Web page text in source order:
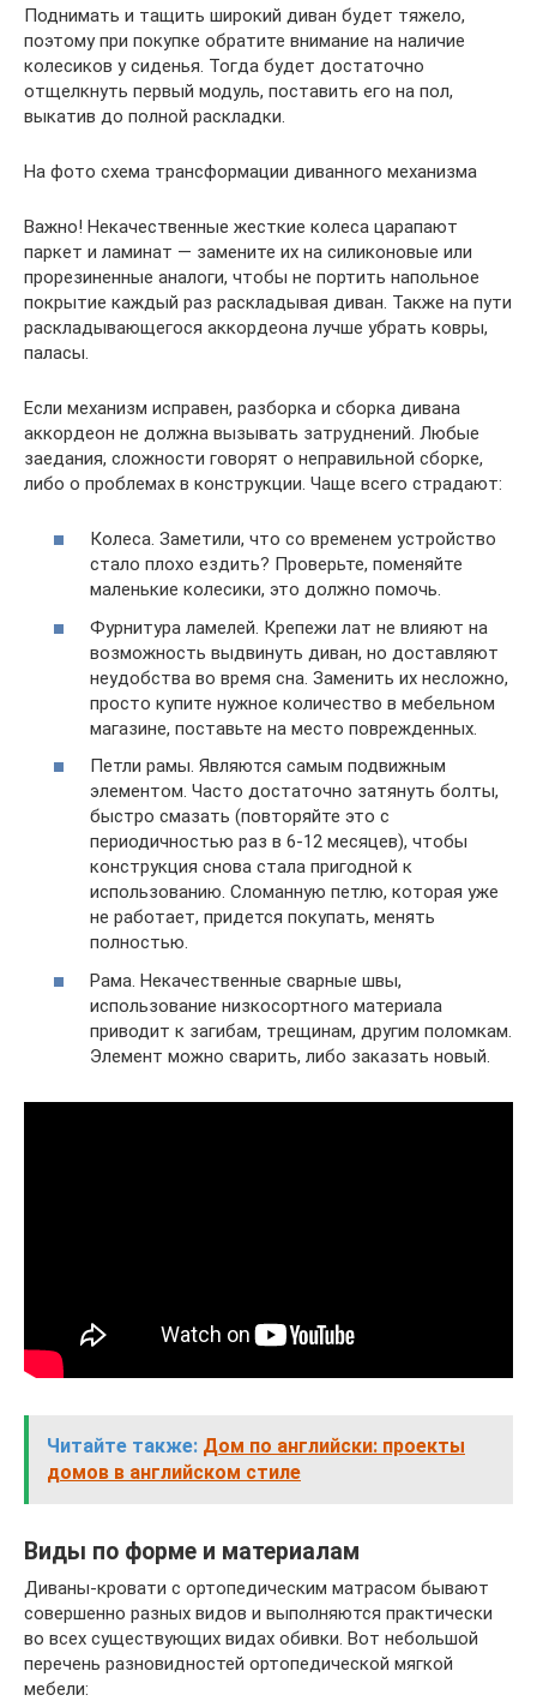
Поднимать и тащить широкий диван будет тяжело,
поэтому при покупке обратите внимание на наличие
колесиков у сиденья. Тогда будет достаточно
отщелкнуть первый модуль, поставить его на пол,
выкатив до полной раскладки.
На фото схема трансформации диванного механизма
Важно! Некачественные жесткие колеса царапают
паркет и ламинат — замените их на силиконовые или
прорезиненные аналоги, чтобы не портить напольное
покрытие каждый раз раскладывая диван. Также на пути
раскладывающегося аккордеона лучше убрать ковры,
паласы.
Если механизм исправен, разборка и сборка дивана
аккордеон не должна вызывать затруднений. Любые
заедания, сложности говорят о неправильной сборке,
либо о проблемах в конструкции. Чаще всего страдают:
Колеса. Заметили, что со временем устройство
стало плохо ездить? Проверьте, поменяйте
маленькие колесики, это должно помочь.
Фурнитура ламелей. Крепежи лат не влияют на
возможность выдвинуть диван, но доставляют
неудобства во время сна. Заменить их несложно,
просто купите нужное количество в мебельном
магазине, поставьте на место поврежденных.
Петли рамы. Являются самым подвижным
элементом. Часто достаточно затянуть болты,
быстро смазать (повторяйте это с
периодичностью раз в 6-12 месяцев), чтобы
конструкция снова стала пригодной к
использованию. Сломанную петлю, которая уже
не работает, придется покупать, менять
полностью.
Рама. Некачественные сварные швы,
использование низкосортного материала
приводит к загибам, трещинам, другим поломкам.
Элемент можно сварить, либо заказать новый.
Читайте также: Дом по английски: проекты
домов в английском стиле
Виды по форме и материалам
Диваны-кровати с ортопедическим матрасом бывают
совершенно разных видов и выполняются практически
во всех существующих видах обивки. Вот небольшой
перечень разновидностей ортопедической мягкой
мебели: